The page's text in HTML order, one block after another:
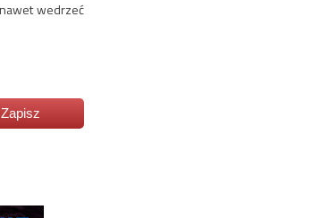
wedrzeć
Zapisz